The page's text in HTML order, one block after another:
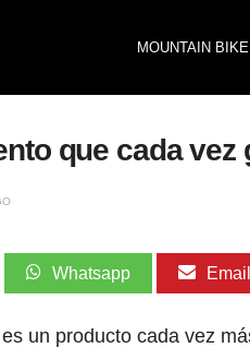
MOUNTAIN BIKE
que cada vez
Whatsapp Email
un producto cada vez